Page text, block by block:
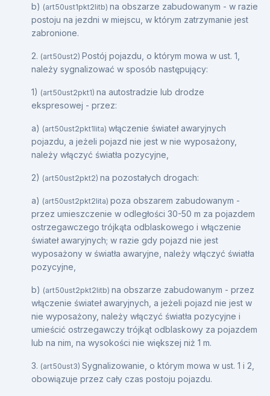
b) (art50ust1pkt2litb) na obszarze zabudowanym - w razie
postoju na jezdni w miejscu, w którym zatrzymanie jest
zabronione.
2. (art50ust2) Postój pojazdu, o którym mowa w ust. 1,
należy sygnalizować w sposób następujący:
1) (art50ust2pkt1) na autostradzie lub drodze
ekspresowej - przez:
a) (art50ust2pkt1lita) włączenie świateł awaryjnych
pojazdu, a jeżeli pojazd nie jest w nie wyposażony,
należy włączyć światła pozycyjne,
2) (art50ust2pkt2) na pozostałych drogach:
a) (art50ust2pkt2lita) poza obszarem zabudowanym -
przez umieszczenie w odległości 30-50 m za pojazdem
ostrzegawczego trójkąta odblaskowego i włączenie
świateł awaryjnych; w razie gdy pojazd nie jest
wyposażony w światła awaryjne, należy włączyć światła
pozycyjne,
b) (art50ust2pkt2litb) na obszarze zabudowanym - przez
włączenie świateł awaryjnych, a jeżeli pojazd nie jest w
nie wyposażony, należy włączyć światła pozycyjne i
umieścić ostrzegawczy trójkąt odblaskowy za pojazdem
lub na nim, na wysokości nie większej niż 1 m.
3. (art50ust3) Sygnalizowanie, o którym mowa w ust. 1 i 2,
obowiązuje przez cały czas postoju pojazdu.